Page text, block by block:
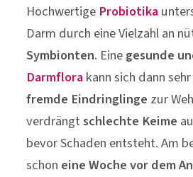
Hochwertige Probiotika
Darm durch eine Vielzahl an
Symbionten. Einegesunde
Darmflorakann sich dann
fremde Eindringlinge zur
verdrängtschlechte Keime
bevor Schaden entsteht. Am
schon eine Woche vor dem